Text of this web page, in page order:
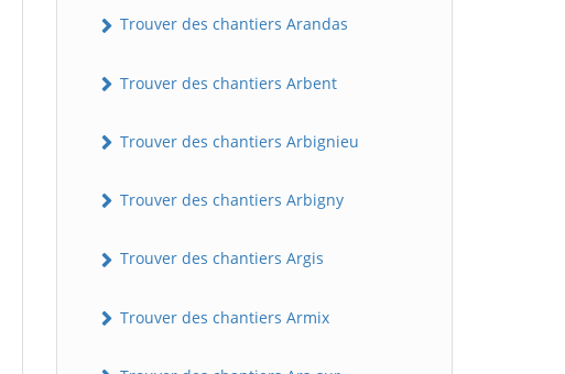
Trouver des chantiers Arandas
Trouver des chantiers Arbent
Trouver des chantiers Arbignieu
Trouver des chantiers Arbigny
Trouver des chantiers Argis
Trouver des chantiers Armix